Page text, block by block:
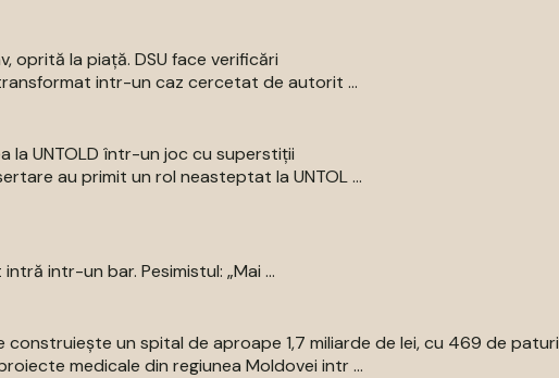
oprită la piață. DSU face verificări
intr-un caz cercetat de autorit ...
la UNTOLD într-un joc cu superstiții
au primit un rol neasteptat la UNTOL ...
intr-un bar. Pesimistul: „Mai ...
construiește un spital de aproape 1,7 miliarde de lei, cu 469 de paturi
medicale din regiunea Moldovei intr ...